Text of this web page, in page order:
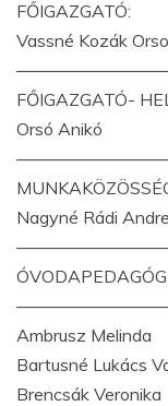
FŐIGAZGATÓ:
Vassné Kozák
FŐIGAZGATÓ-
Orsó Anikó
Nagyné Rádi
Ambrusz Melinda
Bartusné Lukács
Brencsák Veronika